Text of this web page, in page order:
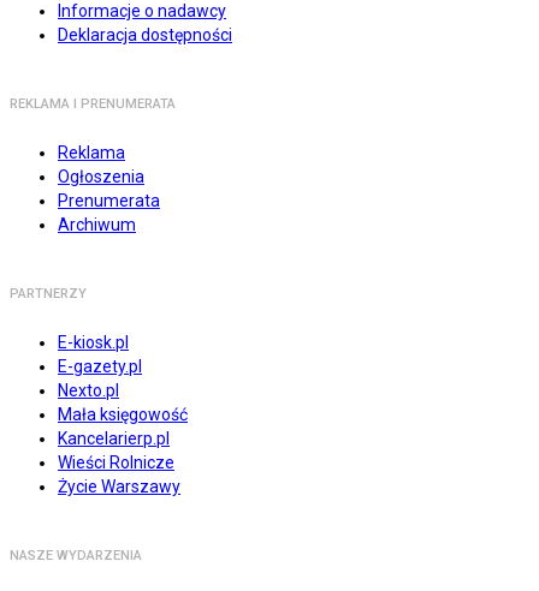
Informacje o nadawcy
Deklaracja dostępności
REKLAMA I PRENUMERATA
Reklama
Ogłoszenia
Prenumerata
Archiwum
PARTNERZY
E-kiosk.pl
E-gazety.pl
Nexto.pl
Mała księgowość
Kancelarierp.pl
Wieści Rolnicze
Życie Warszawy
NASZE WYDARZENIA